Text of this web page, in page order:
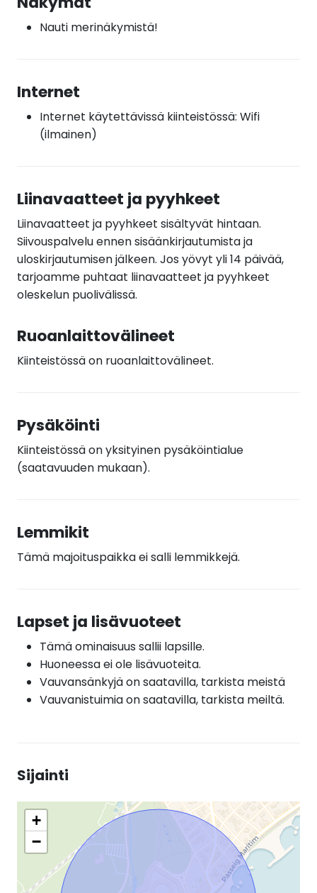
Nauti merinäkymistä!
Internet
Internet käytettävissä kiinteistössä: Wifi
(ilmainen)
Liinavaatteet ja pyyhkeet
Liinavaatteet ja pyyhkeet sisältyvät hintaan.
Siivouspalvelu ennen sisäänkirjautumista ja
uloskirjautumisen jälkeen. Jos yövyt yli 14 päivää,
tarjoamme puhtaat liinavaatteet ja pyyhkeet
oleskelun puolivälissä.
Ruoanlaittovälineet
Kiinteistössä on ruoanlaittovälineet.
Pysäköinti
Kiinteistössä on yksityinen pysäköintialue
(saatavuuden mukaan).
Lemmikit
Tämä majoituspaikka ei salli lemmikkejä.
Lapset ja lisävuoteet
Tämä ominaisuus sallii lapsille.
Huoneessa ei ole lisävuoteita.
Vauvansänkyjä on saatavilla, tarkista meistä
Vauvanistuimia on saatavilla, tarkista meiltä.
Sijainti
+
−